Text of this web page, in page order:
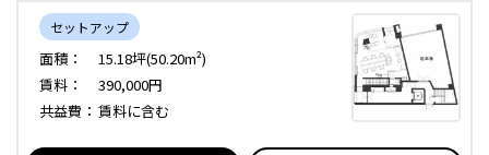
セットアップ
面積：
15.18坪(50.20m²)
賃料：
390,000円
共益費： 賃料に含む